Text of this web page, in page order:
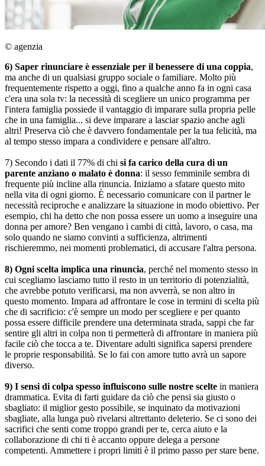
© agenzia
6) Saper rinunciare è essenziale per il benessere di una coppia,
ma anche di un qualsiasi gruppo sociale o familiare. Molto più
frequentemente rispetto a oggi, fino a qualche anno fa in ogni casa
c'era una sola tv: la necessità di scegliere un unico programma per
l'intera famiglia possiede il vantaggio di imparare sulla propria pelle
che in una famiglia... si deve imparare a lasciar spazio anche agli
altri! Preserva ciò che è davvero fondamentale per la tua felicità, ma
al tempo stesso impara a condividere e pensare all'altro.
7) Secondo i dati il 77% di chi si fa carico della cura di un
parente anziano o malato è donna: il sesso femminile sembra di
frequente più incline alla rinuncia. Iniziamo a sfatare questo mito
nella vita di ogni giorno. È necessario comunicare con il partner le
necessità reciproche e analizzare la situazione in modo obiettivo. Per
esempio, chi ha detto che non possa essere un uomo a inseguire una
donna per amore? Ben vengano i cambi di città, lavoro, o casa, ma
solo quando ne siamo convinti a sufficienza, altrimenti
rischieremmo, nei momenti problematici, di accusare l'altra persona.
8) Ogni scelta implica una rinuncia, perché nel momento stesso in
cui scegliamo lasciamo tutto il resto in un territorio di potenzialità,
che avrebbe potuto verificarsi, ma non avverrà, se non altro in
questo momento. Impara ad affrontare le cose in termini di scelta più
che di sacrificio: c'è sempre un modo per scegliere e per quanto
possa essere difficile prendere una determinata strada, sappi che far
sentire gli altri in colpa non ti permetterà di affrontare in maniera più
facile ciò che tocca a te. Diventare adulti significa sapersi prendere
le proprie responsabilità. Se lo fai con amore tutto avrà un sapore
diverso.
9) I sensi di colpa spesso influiscono sulle nostre scelte in maniera
drammatica. Evita di farti guidare da ciò che pensi sia giusto o
sbagliato: il miglior gesto possibile, se inquinato da motivazioni
sbagliate, alla lunga può rivelarsi altrettanto deleterio. Se ci sono dei
sacrifici che senti come troppo grandi per te, cerca aiuto e la
collaborazione di chi ti è accanto oppure delega a persone
competenti. Ammettere i propri limiti è il primo passo per stare bene.